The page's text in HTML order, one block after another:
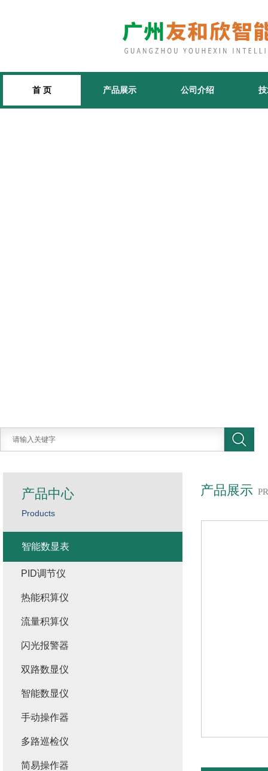
首 页 产品展示 公司介绍
产品展示
产品中心
Products
智能数显表
PID调节仪
热能积算仪
流量积算仪
闪光报警器
双路数显仪
智能数显仪
手动操作器
多路巡检仪
简易操作器